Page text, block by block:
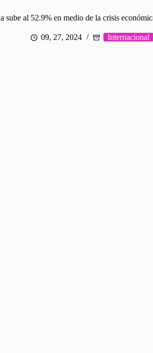
sube al 52.9% en medio de la crisis
09, 27, 2024 Internacional